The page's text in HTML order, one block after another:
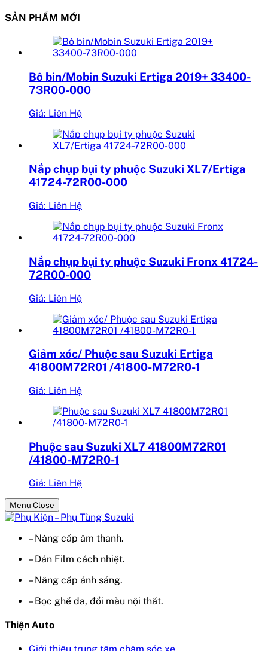
SẢN PHẨM MỚI
Bô bin/Mobin Suzuki Ertiga 2019+ 33400-
73R00-000
Giá: Liên Hệ
Nắp chụp bụi ty phuộc Suzuki XL7/Ertiga
41724-72R00-000
Giá: Liên Hệ
Nắp chụp bụi ty phuộc Suzuki Fronx 41724-
72R00-000
Giá: Liên Hệ
Giảm xóc/ Phuộc sau Suzuki Ertiga
41800M72R01 /41800-M72R0-1
Giá: Liên Hệ
Phuộc sau Suzuki XL7 41800M72R01
/41800-M72R0-1
Giá: Liên Hệ
Menu Close
– Nâng cấp âm thanh.
– Dán Film cách nhiệt.
– Nâng cấp ánh sáng.
– Bọc ghế da, đổi màu nội thất.
Thiện Auto